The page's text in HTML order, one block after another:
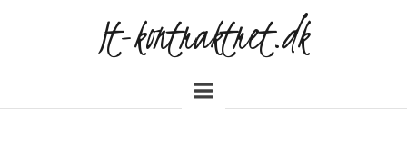
It-kontraktret.dk